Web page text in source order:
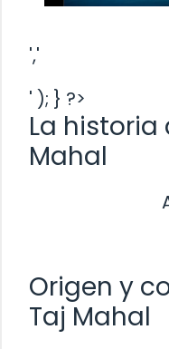
','
' ); } ?>
La historia
Mahal
Origen y
Taj Mahal